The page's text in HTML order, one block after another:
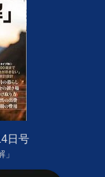
日号